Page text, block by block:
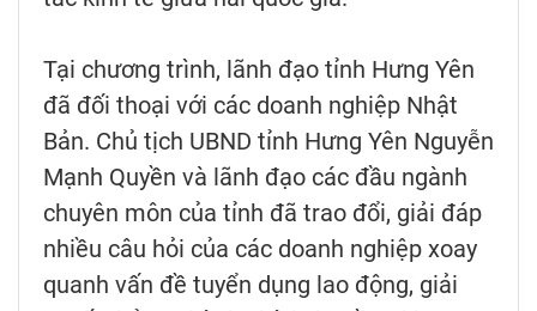
Tại chương trình, lãnh đạo tỉnh Hưng Yên
đã đối thoại với các doanh nghiệp Nhật
Bản. Chủ tịch UBND tỉnh Hưng Yên Nguyễn
Mạnh Quyền và lãnh đạo các đầu ngành
chuyên môn của tỉnh đã trao đổi, giải đáp
nhiều câu hỏi của các doanh nghiệp xoay
quanh vấn đề tuyển dụng lao động, giải